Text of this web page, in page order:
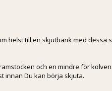
helst till en skjutbänk med dessa
och en mindre för
innan Du kan börja skjuta.